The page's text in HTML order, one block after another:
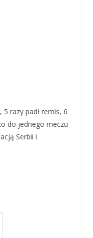
5 razy padł remis, 6
do jednego meczu
Serbii i